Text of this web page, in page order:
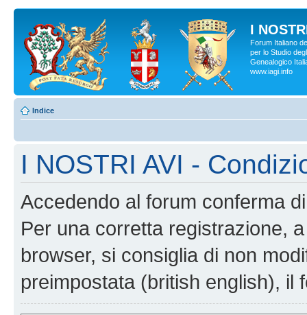
I
Forum Italiano
per lo Studio
Genealogico
www.iagi.info
Indice
I NOSTRI AVI -
Accedendo al forum conferma
Per una corretta registrazione,
browser, si consiglia di non
preimpostata (british english), il